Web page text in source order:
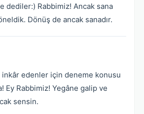
dediler:) Rabbimiz! Ancak sana
Dönüş de ancak sanadır.
inkâr edenler için deneme konusu
Ey Rabbimiz! Yegâne galip ve
sensin.